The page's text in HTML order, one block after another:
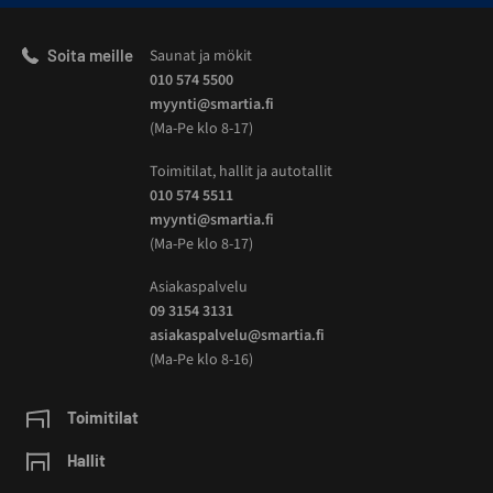
Soita meille
Saunat ja mökit
010 574 5500
myynti@smartia.fi
(Ma-Pe klo 8-17)
Toimitilat, hallit ja autotallit
010 574 5511
myynti@smartia.fi
(Ma-Pe klo 8-17)
Asiakaspalvelu
09 3154 3131
asiakaspalvelu@smartia.fi
(Ma-Pe klo 8-16)
Toimitilat
Hallit